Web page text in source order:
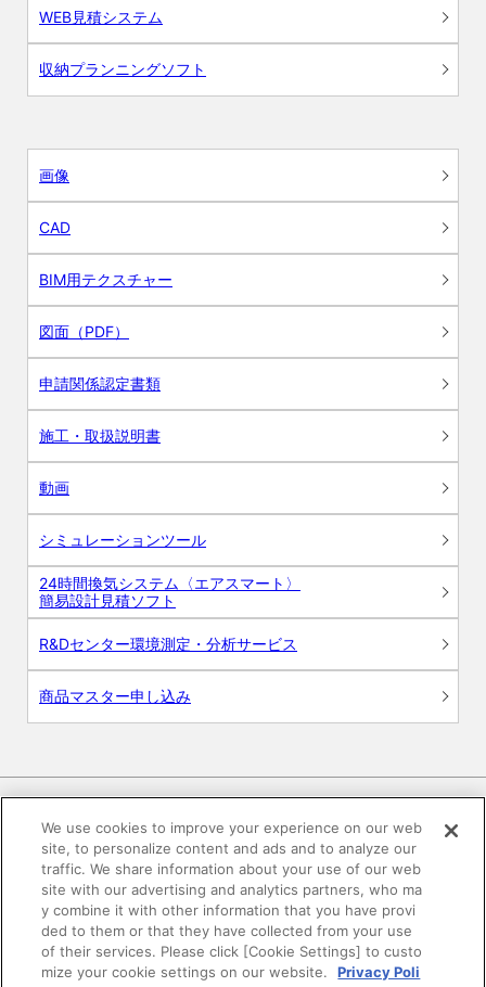
WEB見積システム
収納プランニングソフト
画像
CAD
BIM用テクスチャー
図面（PDF）
申請関係認定書類
施工・取扱説明書
動画
シミュレーションツール
24時間換気システム〈エアスマート〉
簡易設計見積ソフト
R&Dセンター環境測定・分析サービス
商品マスター申し込み
電子公告 このWEBサイトについて
プライバシーポリシー
SNSコミュニティガイドライン サイトマップ
We use cookies to improve your experience on our web
site, to personalize content and ads and to analyze our
traffic. We share information about your use of our web
site with our advertising and analytics partners, who ma
y combine it with other information that you have provi
ded to them or that they have collected from your use
of their services. Please click [Cookie Settings] to custo
mize your cookie settings on our website.
Privacy Poli